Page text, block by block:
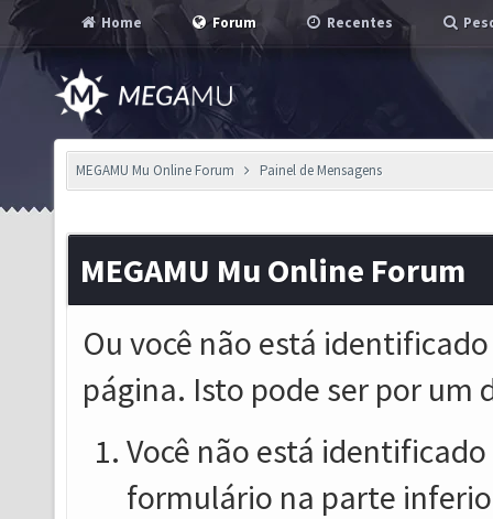
Home Forum Recentes
MEGAMU Mu Online Forum Painel de Mensagens
MEGAMU Mu Online Forum
Ou você não está
página. Isto pode ser por um
Você não está
formulário na parte